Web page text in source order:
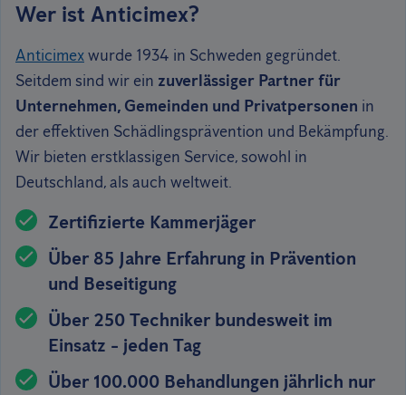
Wer ist Anticimex?
Anticimexwurde 1934 in Schweden gegründet.
Seitdem sind wir ein zuverlässiger Partner für
Unternehmen, Gemeinden und Privatpersonen in
der effektiven Schädlingsprävention und Bekämpfung.
Wir bieten erstklassigen Service, sowohl in
Deutschland, als auch weltweit.
Zertifizierte Kammerjäger
Über 85 Jahre Erfahrung in Prävention
und Beseitigung
Über 250 Techniker bundesweit im
Einsatz - jeden Tag
Über 100.000 Behandlungen jährlich nur